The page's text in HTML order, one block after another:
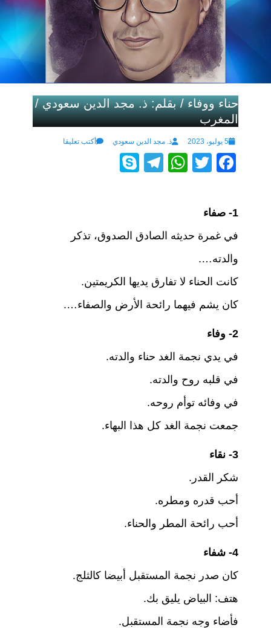
حناء ووفاء / بقلم: ذ. مجد الدين سعودي /
المغرب
Posted
on
5 يوليو، 2023 Author
ذ. مجد الدين سعودي أكتب تعليقا
F
e
b
o
o
k
T
W
A
p
T
a
1- صفاء
في غمرة حديثه الصادق الصدوق، تذكر
والدته….
كانت الحناء لا تفارق يديها الكريمتين.
كان يشم فيهما رائحة الأرض والصفاء….
2- وفاء
في يدي نجمة الغد حناء والدته.
في قلبه روح والدته.
في وفائه توأم روحه.
جمعت نجمة الغد كل هذا البهاء.
3- نقاء
شكر القدر.
أحب قدره ومطره.
أحب رائحة المطر والحناء.
4- شفاء
كان صدر نجمة المستقبل أبيضا كالثلج.
هتف: البياض يليق بك.
فأضاء وجه نجمة المستقبل.